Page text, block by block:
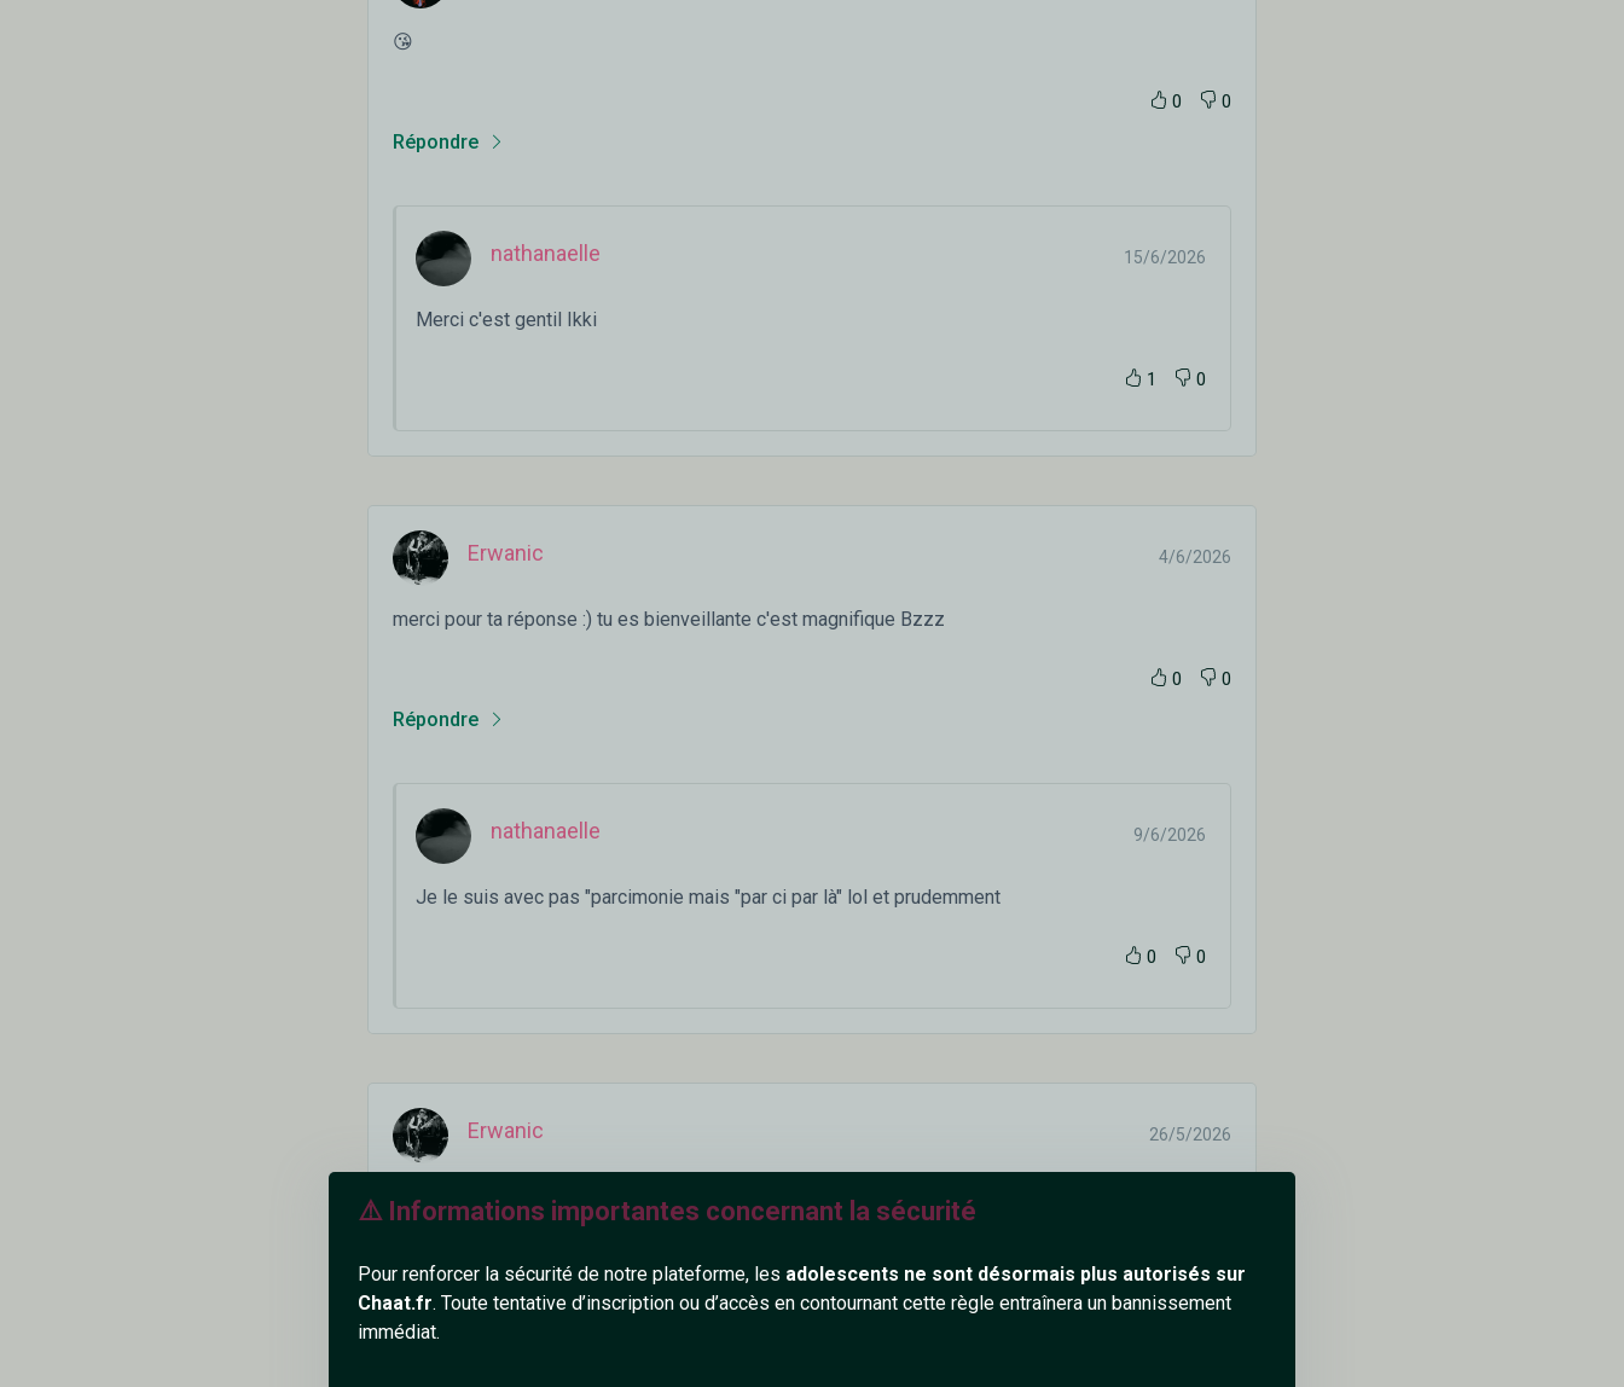
⚠️ Informations importantes concernant la sécurité
Pour renforcer la sécurité de notre plateforme, les adolescents ne sont désormais plus autorisés sur
Chaat.fr. Toute tentative d’inscription ou d’accès en contournant cette règle entraînera un bannissement
immédiat.
😘
0 0
Répondre
nathanaelle 15/6/2026
Merci c'est gentil Ikki
1 0
Erwanic 4/6/2026
merci pour ta réponse :) tu es bienveillante c'est magnifique Bzzz
0 0
Répondre
nathanaelle 9/6/2026
Je le suis avec pas "parcimonie mais "par ci par là" lol et prudemment
0 0
Erwanic 26/5/2026
jolie présentation :)
Répondre